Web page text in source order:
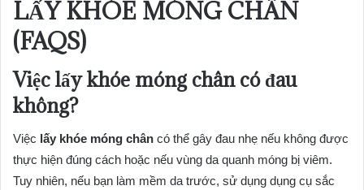
LẤY KHÓE MÓNG CHÂN
(FAQS)
Việc lấy khóe móng chân có đau
không?
Việc lấy khóe móng chân có thể gây đau nhẹ nếu không được
thực hiện đúng cách hoặc nếu vùng da quanh móng bị viêm.
Tuy nhiên, nếu bạn làm mềm da trước, sử dụng dụng cụ sắc